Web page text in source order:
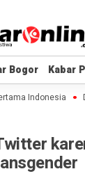
Bogor Kabar
Bogor Kabar
Indonesia